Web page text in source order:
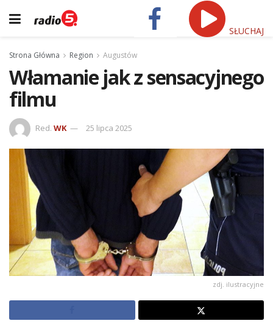
SŁUCHAJ
Strona Główna Region Augustów
Włamanie jak z sensacyjnego
filmu
Red. WK 25 lipca 2025
zdj. ilustracyjne